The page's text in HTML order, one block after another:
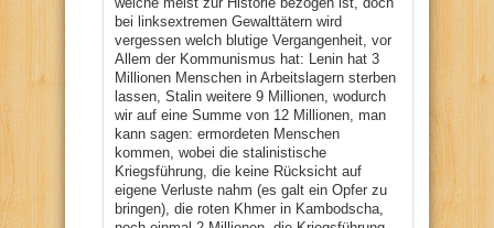
bei linksextremen Gewalttätern wird
vergessen welch blutige Vergangenheit, vor
Allem der Kommunismus hat: Lenin hat 3
Millionen Menschen in Arbeitslagern sterben
lassen, Stalin weitere 9 Millionen, wodurch
wir auf eine Summe von 12 Millionen, man
kann sagen: ermordeten Menschen
kommen, wobei die stalinistische
Kriegsführung, die keine Rücksicht auf
eigene Verluste nahm (es galt ein Opfer zu
bringen), die roten Khmer in Kambodscha,